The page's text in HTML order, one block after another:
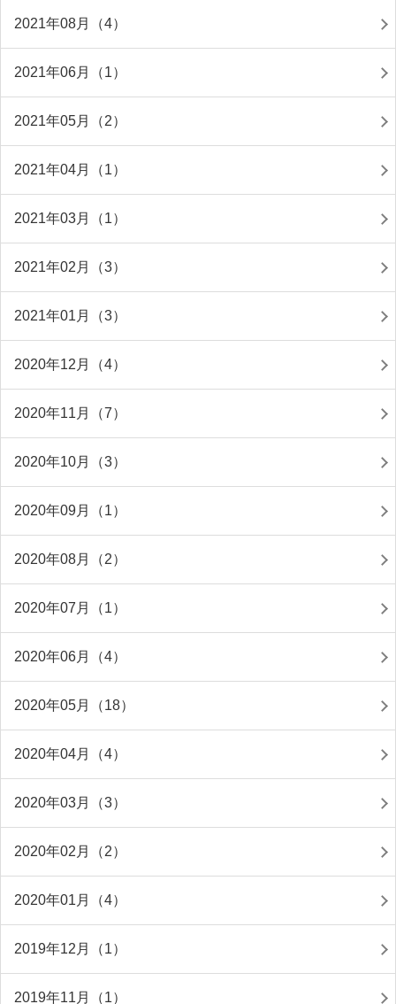
2021年08月（4）
2021年06月（1）
2021年05月（2）
2021年04月（1）
2021年03月（1）
2021年02月（3）
2021年01月（3）
2020年12月（4）
2020年11月（7）
2020年10月（3）
2020年09月（1）
2020年08月（2）
2020年07月（1）
2020年06月（4）
2020年05月（18）
2020年04月（4）
2020年03月（3）
2020年02月（2）
2020年01月（4）
2019年12月（1）
2019年11月（1）